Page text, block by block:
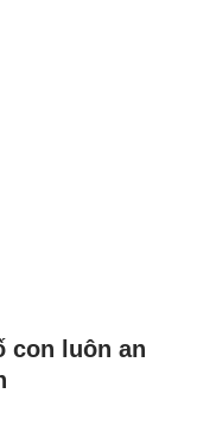
con luôn an